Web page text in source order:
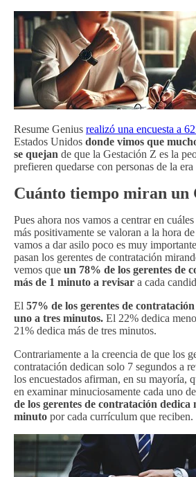
Resume Genius realizó una encuesta a
Estados Unidos donde vimos que
se quejan de que la Gestación Z es la
prefieren quedarse con personas de la
Cuánto tiempo miran un
Pues ahora nos vamos a centrar en
más positivamente se valoran a la hora
vamos a dar asilo poco es muy
pasan los gerentes de contratación
vemos que un 78% de los gerentes de
más de 1 minuto a revisar a cada
El 57% de los gerentes de
uno a tres minutos. El 22% dedica
21% dedica más de tres minutos.
Contrariamente a la creencia de que los
contratación dedican solo 7 segundos a
los encuestados afirman, en su mayoría,
en examinar minuciosamente cada uno
de los gerentes de contratación dedica
minuto por cada currículum que reciben.